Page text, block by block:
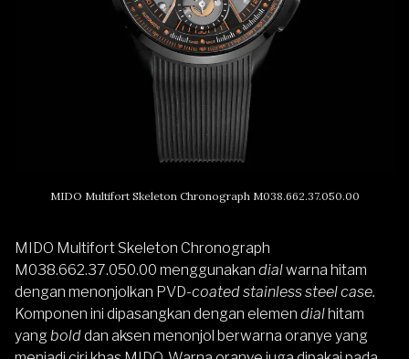
MIDO Multifort Skeleton Chronograph M038.662.37.050.00
MIDO Multifort Skeleton Chronograph
M038.662.37.050.00 menggunakan dialwarna hitam
dengan menonjolkan PVD-coated stainless steel case.
Komponen ini dipasangkan dengan elemen dialhitam
yang bolddan aksen menonjol berwarna oranye yang